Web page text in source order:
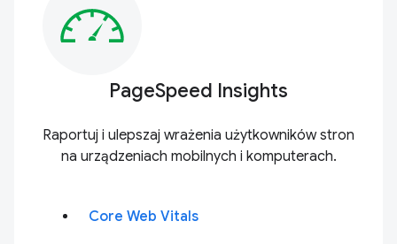
PageSpeed Insights
Raportuj i ulepszaj wrażenia użytkowników stron
na urządzeniach mobilnych i komputerach.
Core Web Vitals